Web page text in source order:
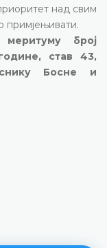
над свим
примјењивати.
број
став 43,
Босне и